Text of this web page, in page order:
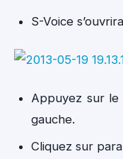
S-Voice
Appuyez sur le
gauche.
Cliquez sur